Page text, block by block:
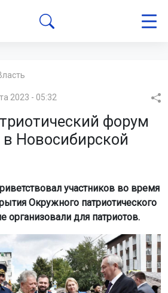
2023 - 05:32
форум
в Новосибирской
участников во время
Окружного патриотического
организовали для патриотов.